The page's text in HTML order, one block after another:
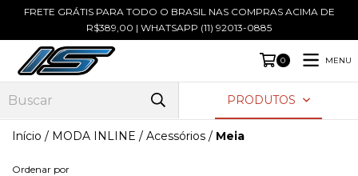
FRETE GRÁTIS PARA TODO O BRASIL NAS COMPRAS ACIMA DE
R$389,00 | WHATSAPP (11) 92013-0885
0 MENU
PRODUTOS
Início / MODA INLINE / Acessórios / Meia
Ordenar por